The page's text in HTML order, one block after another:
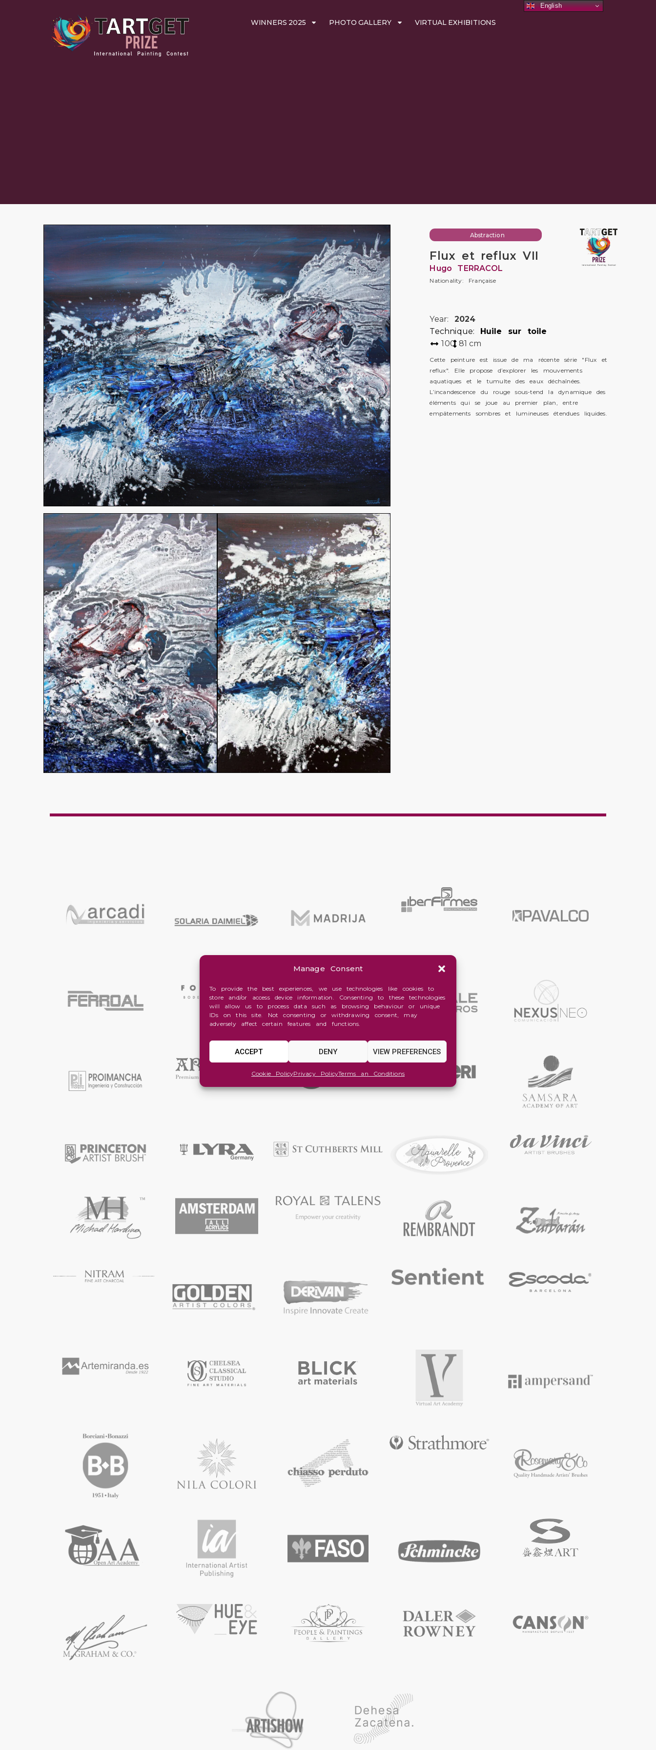
Manage Consent
To provide the best experiences, we use technologies like cookies to
store and/or access device information. Consenting to these technologies
will allow us to process data such as browsing behaviour or unique
IDs on this site. Not consenting or withdrawing consent, may
adversely affect certain features and functions.
ACCEPT DENY VIEW PREFERENCES
Cookie PolicyPrivacy PolicyTerms an Conditions
WINNERS 2025 PHOTO GALLERY VIRTUAL EXHIBITIONS
Abstraction
Flux et reflux VII
Hugo TERRACOL
Nationality: Française
Year: 2024
Technique:
Huile sur toile
100 81 cm
Cette peinture est issue de ma récente série "Flux et
reflux". Elle propose d’explorer les mouvements
aquatiques et le tumulte des eaux déchaînées.
L’incandescence du rouge sous-tend la dynamique des
éléments qui se joue au premier plan, entre
empâtements sombres et lumineuses étendues liquides.
English